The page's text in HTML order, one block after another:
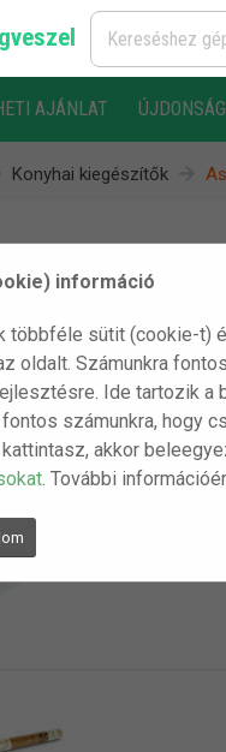
információ
többféle sütit (cookie-t)
oldalt. Számunkra
Ide tartozik a
számunkra, hogy
akkor
. További
AJÁNLAT
Konyhai kiegészítők